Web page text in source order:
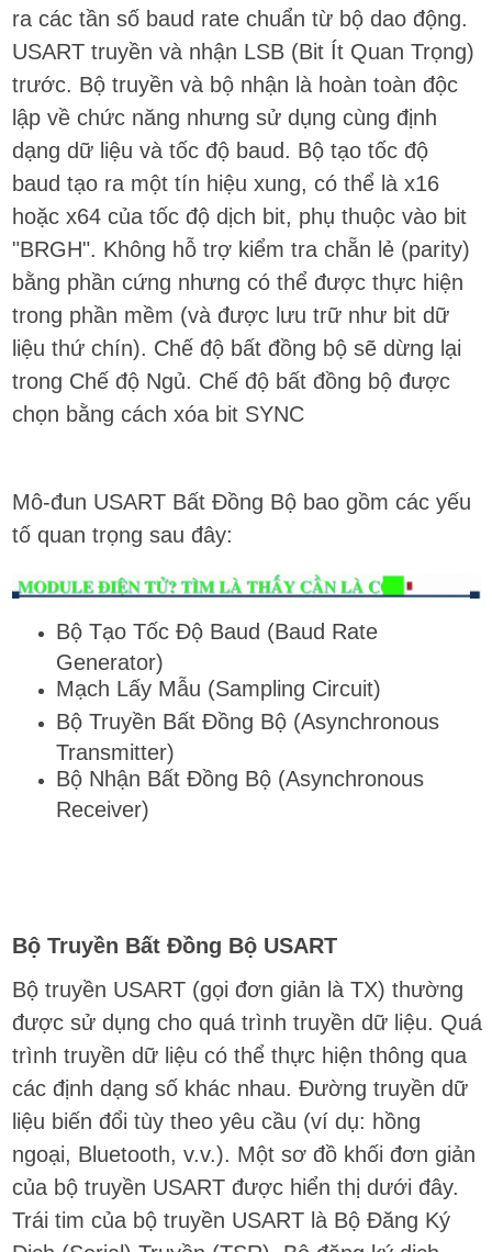
ra các tần số baud rate chuẩn từ bộ dao động.
USART truyền và nhận LSB (Bit Ít Quan Trọng)
trước. Bộ truyền và bộ nhận là hoàn toàn độc
lập về chức năng nhưng sử dụng cùng định
dạng dữ liệu và tốc độ baud. Bộ tạo tốc độ
baud tạo ra một tín hiệu xung, có thể là x16
hoặc x64 của tốc độ dịch bit, phụ thuộc vào bit
"BRGH". Không hỗ trợ kiểm tra chẵn lẻ (parity)
bằng phần cứng nhưng có thể được thực hiện
trong phần mềm (và được lưu trữ như bit dữ
liệu thứ chín). Chế độ bất đồng bộ sẽ dừng lại
trong Chế độ Ngủ. Chế độ bất đồng bộ được
chọn bằng cách xóa bit SYNC
Mô-đun USART Bất Đồng Bộ bao gồm các yếu
tố quan trọng sau đây:
Bộ Tạo Tốc Độ Baud (Baud Rate
Generator)
Mạch Lấy Mẫu (Sampling Circuit)
Bộ Truyền Bất Đồng Bộ (Asynchronous
Transmitter)
Bộ Nhận Bất Đồng Bộ (Asynchronous
Receiver)
Bộ Truyền Bất Đồng Bộ USART
Bộ truyền USART (gọi đơn giản là TX) thường
được sử dụng cho quá trình truyền dữ liệu. Quá
trình truyền dữ liệu có thể thực hiện thông qua
các định dạng số khác nhau. Đường truyền dữ
liệu biến đổi tùy theo yêu cầu (ví dụ: hồng
ngoại, Bluetooth, v.v.). Một sơ đồ khối đơn giản
của bộ truyền USART được hiển thị dưới đây.
Trái tim của bộ truyền USART là Bộ Đăng Ký